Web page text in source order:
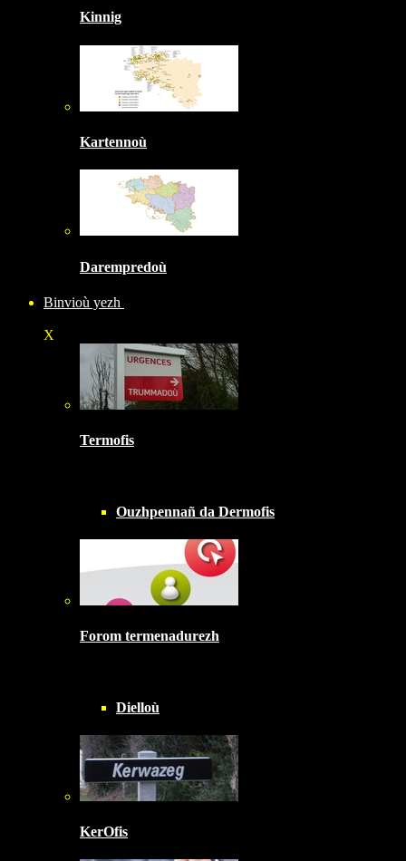
Kinnig
Kartennoù
Darempredoù
Binvioù yezh
X
Termofis
Ouzhpennañ da Dermofis
Forom termenadurezh
Dielloù
KerOfis